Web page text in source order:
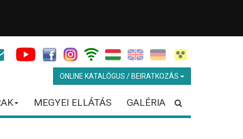
ONLINE KATALÓGUS / BEIRATKOZÁS
MEGYEI ELLÁTÁS GALÉRIA